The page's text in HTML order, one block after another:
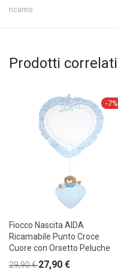
ricamo
Prodotti correlati
-7%
Fiocco Nascita AIDA
Ricamabile Punto Croce
Cuore con Orsetto Peluche
29,90€ 27,90 €